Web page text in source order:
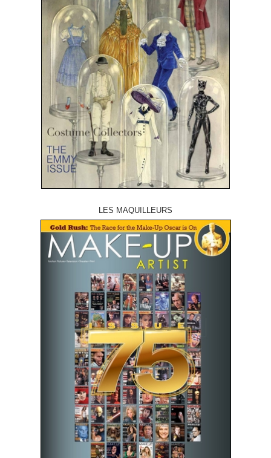
LES MAQUILLEURS